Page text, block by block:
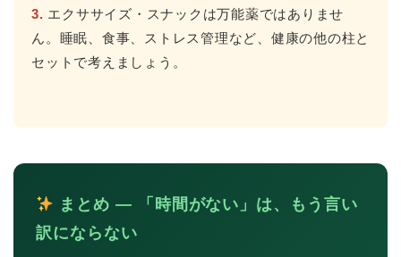
3. エクササイズ・スナックは万能薬ではありませ
ん。睡眠、食事、ストレス管理など、健康の他の柱と
セットで考えましょう。
まとめ ― 「時間がない」は、もう言い
訳にならない